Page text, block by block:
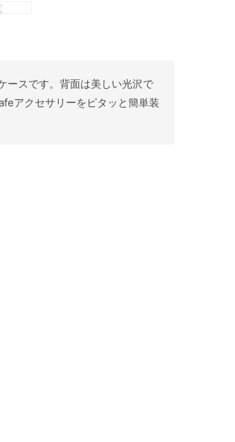
ースです。背面は美しい光沢で
アクセサリーをピタッと簡単装